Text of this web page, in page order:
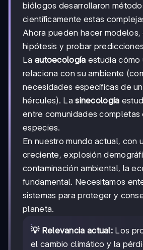
biólogos desarrollaron
científicamente estas
Ahora pueden hacer
hipótesis y probar
La autoecología estudia cómo
relaciona con su ambiente
necesidades específicas de
hércules). Lasinecología
entre comunidades completas
especies.
En nuestro mundo actual, con
creciente, explosión
contaminación ambiental, la
fundamental. Necesitamos
sistemas para proteger y
planeta.
💡 Relevancia actual: Los
el cambio climático y la